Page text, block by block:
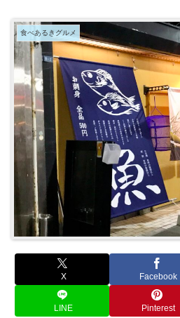
食べあるきグルメ
X Facebook
LINE Pinterest